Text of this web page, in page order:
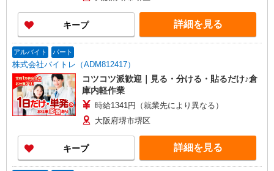
キープ 詳細を見る
アルバイト パート
株式会社バイトレ（ADM812417）
コツコツ派歓迎｜見る・分ける・貼るだけ♪倉
庫内軽作業
時給1341円（就業先により異なる）
大阪府堺市堺区
キープ 詳細を見る